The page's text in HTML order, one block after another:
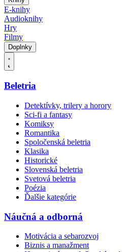
E-knihy
Audioknihy
Hry
Filmy
Doplnky
Beletria
Detektívky, trilery a horory
Sci-fi a fantasy
Komiksy
Romantika
Spoločenská beletria
Klasika
Historické
Slovenská beletria
Svetová beletria
Poézia
Ďalšie kategórie
Náučná a odborná
Motivácia a sebarozvoj
Biznis a manažment